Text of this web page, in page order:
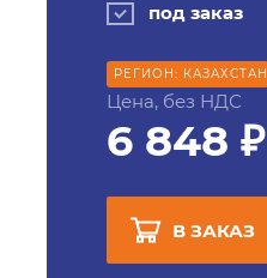
под заказ
РЕГИОН: КАЗАХСТАН
Цена, без НДС
6 848 ₽
В ЗАКАЗ